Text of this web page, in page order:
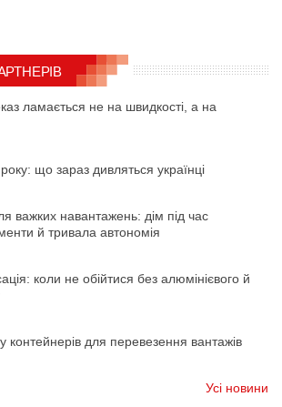
ламається не на швидкості, а на
що зараз дивляться українці
важких навантажень: дім під час
й тривала автономія
коли не обійтися без алюмінієвого й
контейнерів для перевезення вантажів
Усі новини